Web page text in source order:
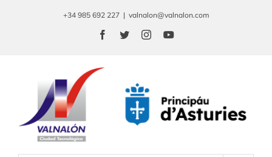
+34 985 692 227 | valnalon@valnalon.com
Facebook
TwitterInstagramYouTube